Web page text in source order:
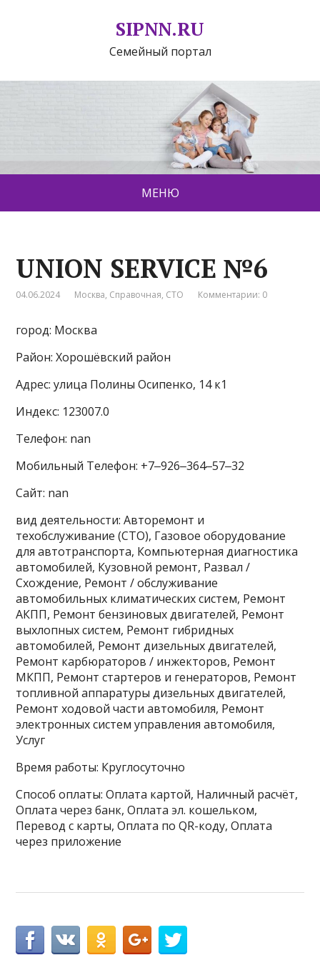
SIPNN.RU
Семейный портал
МЕНЮ
UNION SERVICE №6
04.06.2024 Москва, Справочная, СТО Комментарии: 0
город: Москва
Район: Хорошёвский район
Адрес: улица Полины Осипенко, 14 к1
Индекс: 123007.0
Телефон: nan
Мобильный Телефон: +7‒926‒364‒57‒32
Сайт: nan
вид деятельности: Авторемонт и
техобслуживание (СТО), Газовое оборудование
для автотранспорта, Компьютерная диагностика
автомобилей, Кузовной ремонт, Развал /
Схождение, Ремонт / обслуживание
автомобильных климатических систем, Ремонт
АКПП, Ремонт бензиновых двигателей, Ремонт
выхлопных систем, Ремонт гибридных
автомобилей, Ремонт дизельных двигателей,
Ремонт карбюраторов / инжекторов, Ремонт
МКПП, Ремонт стартеров и генераторов, Ремонт
топливной аппаратуры дизельных двигателей,
Ремонт ходовой части автомобиля, Ремонт
электронных систем управления автомобиля,
Услуг
Время работы: Круглосуточно
Способ оплаты: Оплата картой, Наличный расчёт,
Оплата через банк, Оплата эл. кошельком,
Перевод с карты, Оплата по QR-коду, Оплата
через приложение